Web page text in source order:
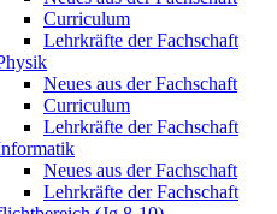
Curriculum
Lehrkräfte der Fachschaft
Neues aus der Fachschaft
Curriculum
Lehrkräfte der Fachschaft
Neues aus der Fachschaft
Lehrkräfte der Fachschaft